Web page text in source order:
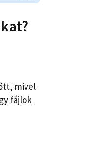
mivel
fájlok